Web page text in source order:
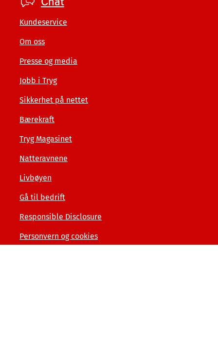
private
Kundeservice
Om oss
Presse og media
Jobb i Tryg
Sikkerhet på nettet
Bærekraft
Tryg Magasinet
Natteravnene
Livbøyen
Gå til bedrift
Responsible Disclosure
Personvern og cookies